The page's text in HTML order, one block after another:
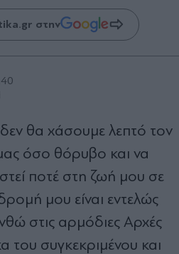
στην
θα χάσουμε λεπτό τον
όσο θόρυβο και να
ποτέ στη ζωή μου σε
μου είναι εντελώς
στις αρμόδιες Αρχές
του συγκεκριμένου και